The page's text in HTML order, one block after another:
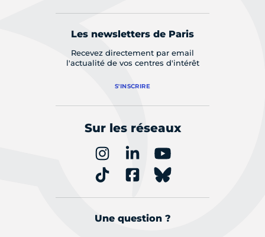
Les newsletters de Paris
Recevez directement par email
l'actualité de vos centres d'intérêt
S'INSCRIRE
Sur les réseaux
Une question ?